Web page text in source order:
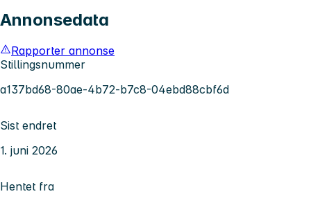
Annonsedata
Rapporter annonse
Stillingsnummer
a137bd68-80ae-4b72-b7c8-04ebd88cbf6d
Sist endret
1. juni 2026
Hentet fra